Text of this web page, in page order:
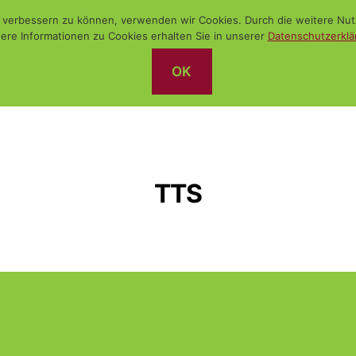
TTS
zu können, verwenden wir Cookies. Durch die weitere
Informationen zu Cookies erhalten Sie in unserer
OK